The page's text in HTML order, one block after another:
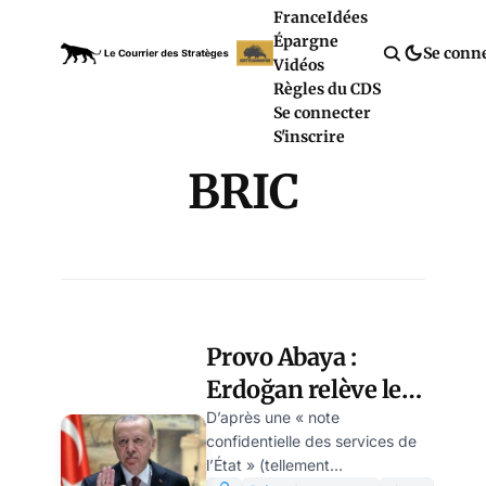
FranceIdées
Épargne
Vidéos
Règles du CDS
Se connecter
S'inscrire
Se
BRIC
Provo Abaya :
Erdoğan relève le
gant de la pseudo-
croisade, par
D’après une « note
confidentielle des services de
l’État » (tellement